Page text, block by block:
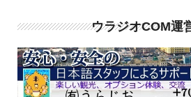
ウラジオCOM運